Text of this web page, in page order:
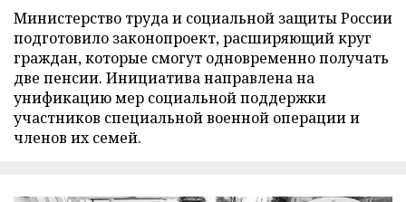
Министерство труда и социальной защиты России
подготовило законопроект, расширяющий круг
граждан, которые смогут одновременно получать
две пенсии. Инициатива направлена на
унификацию мер социальной поддержки
участников специальной военной операции и
членов их семей.